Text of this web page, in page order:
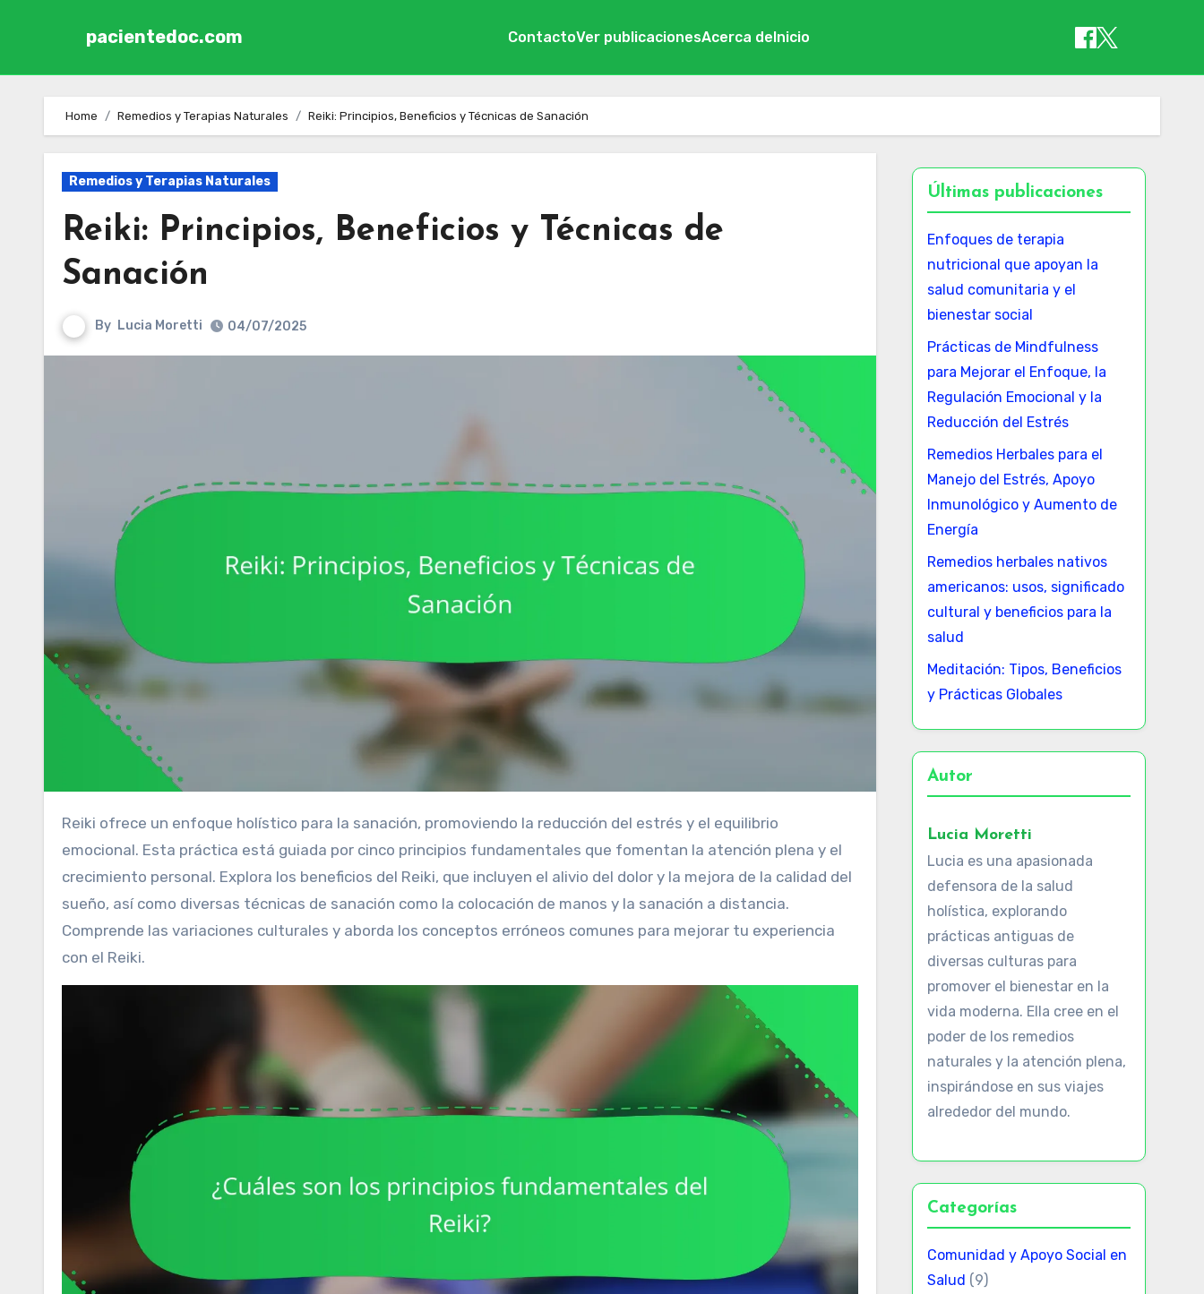
pacientedoc.com ContactoVer publicacionesAcerca deInicio
Home Remedios y Terapias Naturales Reiki: Principios, Beneficios y Técnicas de Sanación
Remedios y Terapias Naturales
Reiki: Principios, Beneficios y Técnicas de
Sanación
By Lucia Moretti 04/07/2025
Reiki ofrece un enfoque holístico para la sanación, promoviendo la reducción del estrés y el equilibrio
emocional. Esta práctica está guiada por cinco principios fundamentales que fomentan la atención plena y el
crecimiento personal. Explora los beneficios del Reiki, que incluyen el alivio del dolor y la mejora de la calidad del
sueño, así como diversas técnicas de sanación como la colocación de manos y la sanación a distancia.
Comprende las variaciones culturales y aborda los conceptos erróneos comunes para mejorar tu experiencia
con el Reiki.
Últimas publicaciones
Enfoques de terapia
nutricional que apoyan la
salud comunitaria y el
bienestar social
Prácticas de Mindfulness
para Mejorar el Enfoque, la
Regulación Emocional y la
Reducción del Estrés
Remedios Herbales para el
Manejo del Estrés, Apoyo
Inmunológico y Aumento de
Energía
Remedios herbales nativos
americanos: usos, significado
cultural y beneficios para la
salud
Meditación: Tipos, Beneficios
y Prácticas Globales
Autor
Lucia Moretti
Lucia es una apasionada
defensora de la salud
holística, explorando
prácticas antiguas de
diversas culturas para
promover el bienestar en la
vida moderna. Ella cree en el
poder de los remedios
naturales y la atención plena,
inspirándose en sus viajes
alrededor del mundo.
Categorías
Comunidad y Apoyo Social en
Salud (9)